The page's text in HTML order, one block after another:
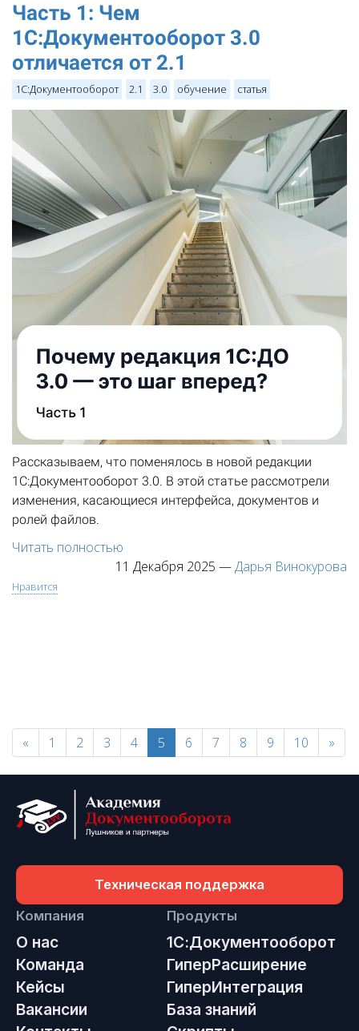
Часть 1: Чем
1С:Документооборот 3.0
отличается от 2.1
1С:Документооборот 2.1 3.0 обучение статья
Рассказываем, что поменялось в новой редакции
1С:Документооборот 3.0. В этой статье рассмотрели
изменения, касающиеся интерфейса, документов и
ролей файлов.
Читать полностью
11 Декабря 2025 —Дарья Винокурова
Нравится
« 1 2 3 4 5 6 7 8 9 10 »
Техническая поддержка
Компания
О нас
Команда
Кейсы
Вакансии
Продукты
1С:Документооборот
ГиперРасширение
ГиперИнтеграция
База знаний